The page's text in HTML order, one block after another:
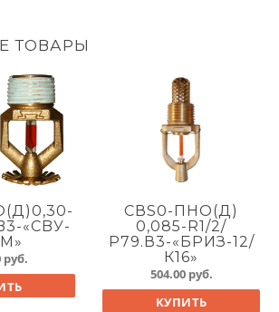
ТОВАРЫ
«CBУ-
руб.
СВS0-ПНО(Д)
0,085-R1/2/
Р79.В3-«БРИЗ-12/
К16»
504.00 руб.
КУПИТЬ